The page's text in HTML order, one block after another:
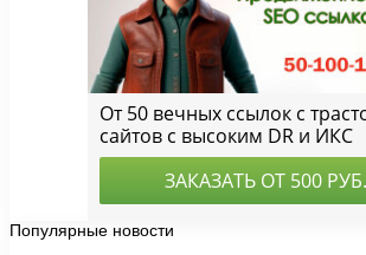
Популярные новости